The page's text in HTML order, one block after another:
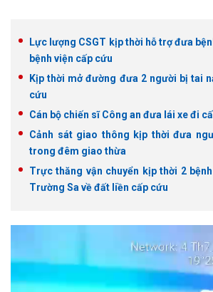
Lực lượng CSGT kịp thời hỗ trợ đưa
bệnh viện cấp cứu
Kịp thời mở đường đưa 2 người bị tai
cứu
Cán bộ chiến sĩ Công an đưa lái xe đi
Cảnh sát giao thông kịp thời đưa
trong đêm giao thừa
Trực thăng vận chuyển kịp thời 2
Trường Sa về đất liền cấp cứu